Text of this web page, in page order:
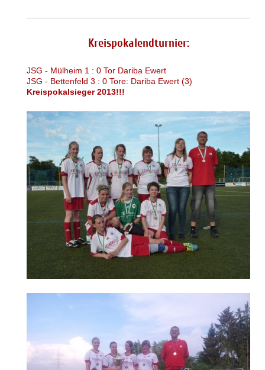
Kreispokalendturnier:
JSG - Mülheim 1 : 0 Tor Dariba Ewert
JSG - Bettenfeld 3 : 0 Tore: Dariba Ewert (3)
Kreispokalsieger 2013!!!